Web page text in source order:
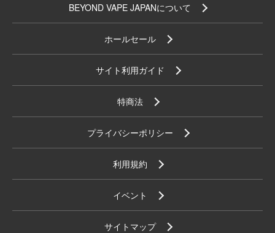
BEYOND VAPE JAPANについて
ホールセール
サイト利用ガイド
特商法
プライバシーポリシー
利用規約
イベント
サイトマップ